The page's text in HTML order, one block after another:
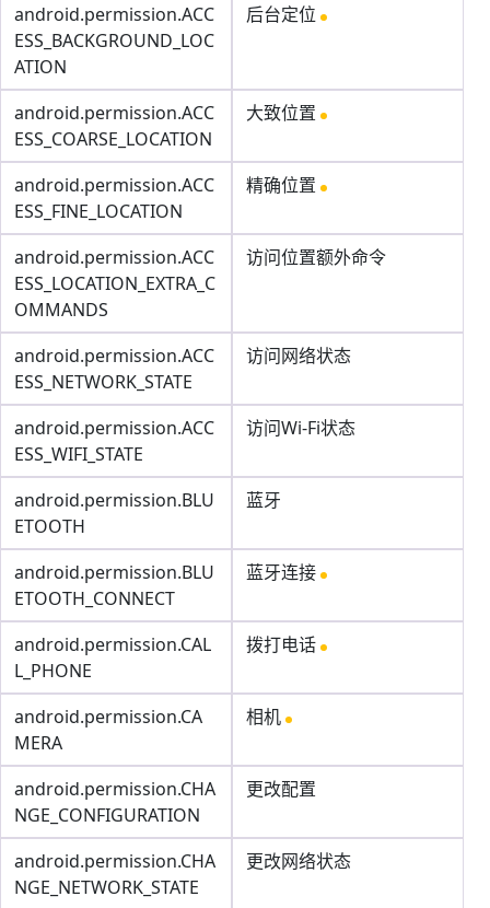
android.permission.ACC
ESS_BACKGROUND_LOC
ATION
后台定位
android.permission.ACC
ESS_COARSE_LOCATION
大致位置
android.permission.ACC
ESS_FINE_LOCATION
精确位置
android.permission.ACC
ESS_LOCATION_EXTRA_C
OMMANDS
访问位置额外命令
android.permission.ACC
ESS_NETWORK_STATE
访问网络状态
android.permission.ACC
ESS_WIFI_STATE
访问Wi-Fi状态
android.permission.BLU
ETOOTH
蓝牙
android.permission.BLU
ETOOTH_CONNECT
蓝牙连接
android.permission.CAL
L_PHONE
拨打电话
android.permission.CA
MERA
相机
android.permission.CHA
NGE_CONFIGURATION
更改配置
android.permission.CHA
NGE_NETWORK_STATE
更改网络状态